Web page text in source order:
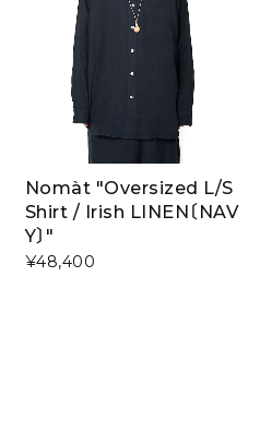
Nomàt "Oversized L/S
Shirt / Irish LINEN〔NAV
Y〕"
¥48,400